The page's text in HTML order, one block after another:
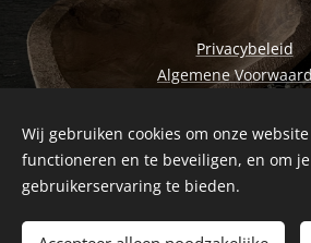
Privacybeleid
Algemene
Cosiness at home by Studio
Wij gebruiken cookies om onze
functioneren en te beveiligen, en om
gebruikerservaring te bieden.